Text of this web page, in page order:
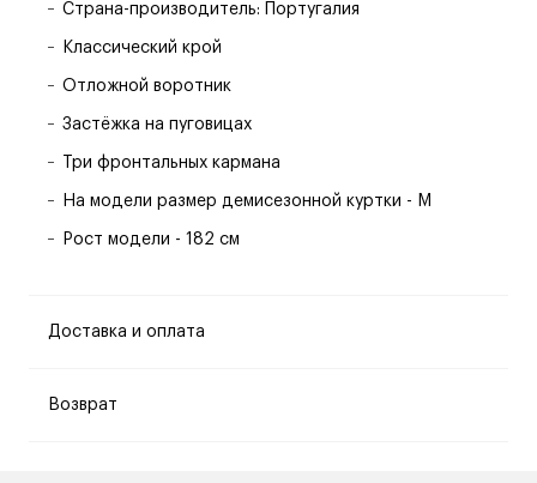
Страна-производитель: Португалия
Классический крой
Отложной воротник
Застёжка на пуговицах
Три фронтальных кармана
На модели размер демисезонной куртки - M
Рост модели - 182 см
Доставка и оплата
Возврат